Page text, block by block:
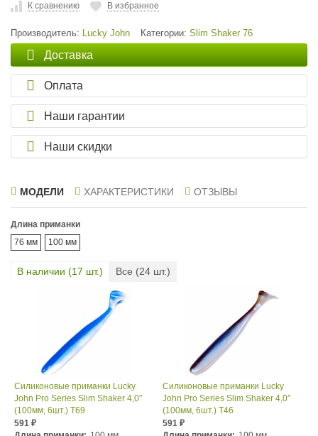
К сравнению В избранное
Производитель: Lucky John Категории: Slim Shaker 76
Доставка
Оплата
Наши гарантии
Наши скидки
МОДЕЛИ ХАРАКТЕРИСТИКИ ОТЗЫВЫ
Длина приманки
76 мм
100 мм
В наличии (17 шт.) Все (24 шт.)
Силиконовые приманки Lucky
John Pro Series Slim Shaker 4,0″
(100мм, 6шт.) T69
591 ₽
Силиконовые приманки Lucky
John Pro Series Slim Shaker 4,0″
(100мм, 6шт.) T46
591 ₽